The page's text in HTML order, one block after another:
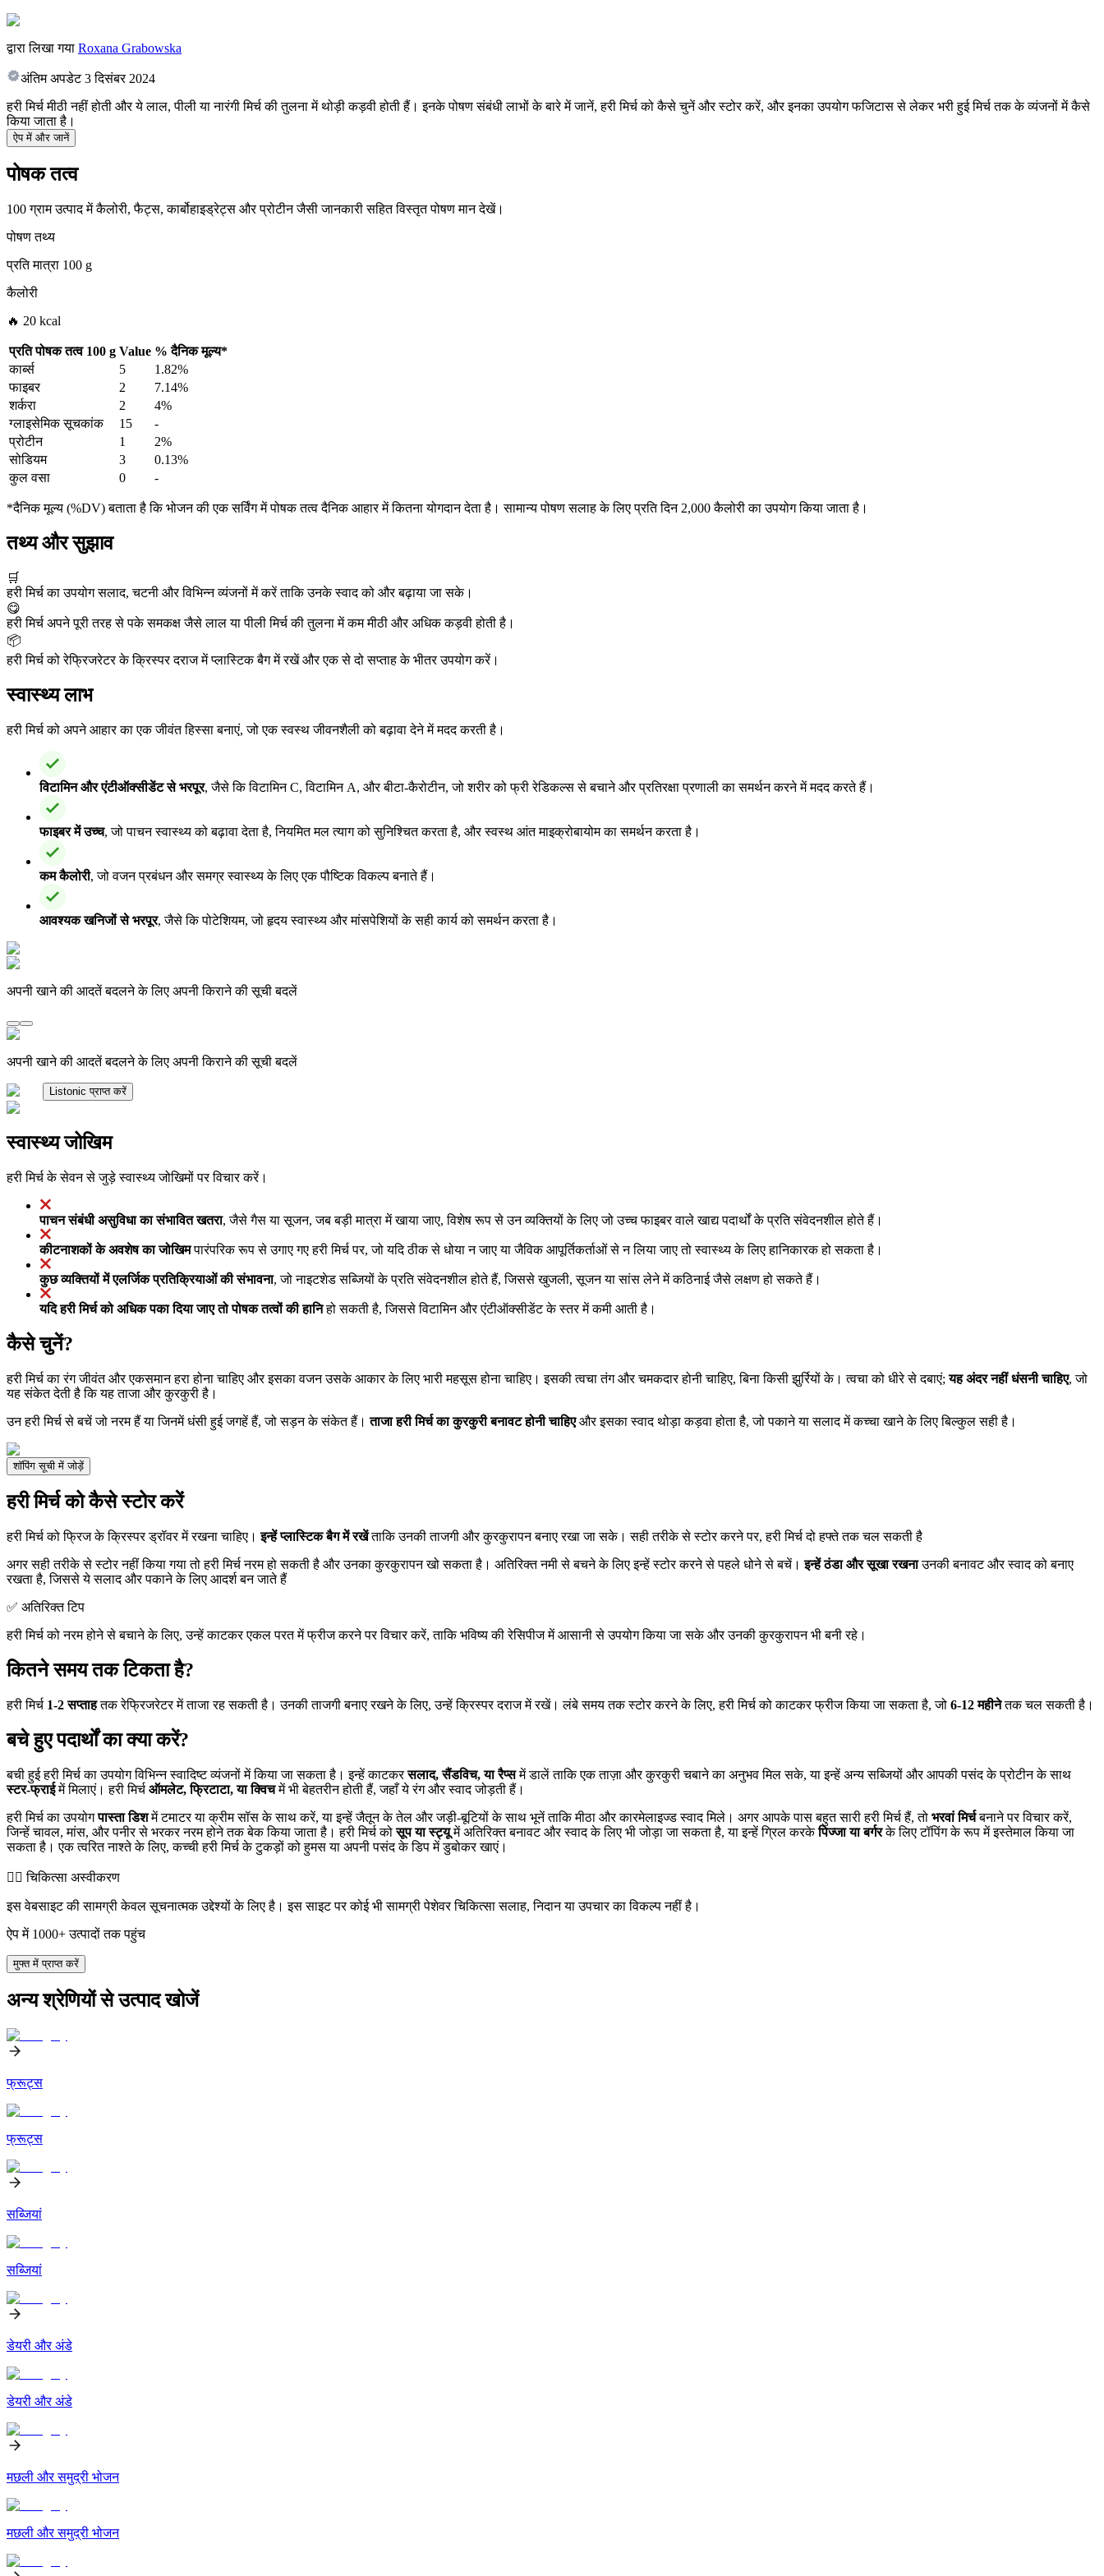
द्वारा लिखा गया Roxana Grabowska
अंतिम अपडेट 3 दिसंबर 2024
हरी मिर्च मीठी नहीं होती और ये लाल, पीली या नारंगी मिर्च की तुलना में थोड़ी कड़वी होती हैं। इनके पोषण संबंधी लाभों के बारे में जानें, हरी मिर्च को कैसे चुनें और स्टोर करें, और इनका उपयोग फजिटास से लेकर भरी हुई मिर्च तक के व्यंजनों में कैसे
किया जाता है।
ऐप में और जानें
पोषक तत्व
100 ग्राम उत्पाद में कैलोरी, फैट्स, कार्बोहाइड्रेट्स और प्रोटीन जैसी जानकारी सहित विस्तृत पोषण मान देखें।
पोषण तथ्य
प्रति मात्रा 100 g
कैलोरी
🔥 20 kcal
प्रति पोषक तत्व 100 g Value %दैनिक मूल्य*
कार्ब्स
5
1.82%
फाइबर
2
7.14%
शर्करा
2
4%
ग्लाइसेमिक सूचकांक
15
-
प्रोटीन
1
2%
सोडियम
3
0.13%
कुल वसा
0 -
*दैनिक मूल्य (%DV) बताता है कि भोजन की एक सर्विंग में पोषक तत्व दैनिक आहार में कितना योगदान देता है। सामान्य पोषण सलाह के लिए प्रति दिन 2,000 कैलोरी का उपयोग किया जाता है।
तथ्य और सुझाव
🛒
हरी मिर्च का उपयोग सलाद, चटनी और विभिन्न व्यंजनों में करें ताकि उनके स्वाद को और बढ़ाया जा सके।
😋
हरी मिर्च अपने पूरी तरह से पके समकक्ष जैसे लाल या पीली मिर्च की तुलना में कम मीठी और अधिक कड़वी होती है।
📦
हरी मिर्च को रेफ्रिजरेटर के क्रिस्पर दराज में प्लास्टिक बैग में रखें और एक से दो सप्ताह के भीतर उपयोग करें।
स्वास्थ्य लाभ
हरी मिर्च को अपने आहार का एक जीवंत हिस्सा बनाएं, जो एक स्वस्थ जीवनशैली को बढ़ावा देने में मदद करती है।
विटामिन और एंटीऑक्सीडेंट से भरपूर, जैसे कि विटामिन C, विटामिन A, और बीटा-कैरोटीन, जो शरीर को फ्री रेडिकल्स से बचाने और प्रतिरक्षा प्रणाली का समर्थन करने में मदद करते हैं।
फाइबर में उच्च, जो पाचन स्वास्थ्य को बढ़ावा देता है, नियमित मल त्याग को सुनिश्चित करता है, और स्वस्थ आंत माइक्रोबायोम का समर्थन करता है।
कम कैलोरी, जो वजन प्रबंधन और समग्र स्वास्थ्य के लिए एक पौष्टिक विकल्प बनाते हैं।
आवश्यक खनिजों से भरपूर, जैसे कि पोटेशियम, जो हृदय स्वास्थ्य और मांसपेशियों के सही कार्य को समर्थन करता है।
अपनी खाने की आदतें बदलने के लिए अपनी किराने की सूची बदलें
अपनी खाने की आदतें बदलने के लिए अपनी किराने की सूची बदलें
Listonic प्राप्त करें
स्वास्थ्य जोखिम
हरी मिर्च के सेवन से जुड़े स्वास्थ्य जोखिमों पर विचार करें।
पाचन संबंधी असुविधा का संभावित खतरा, जैसे गैस या सूजन, जब बड़ी मात्रा में खाया जाए, विशेष रूप से उन व्यक्तियों के लिए जो उच्च फाइबर वाले खाद्य पदार्थों के प्रति संवेदनशील होते हैं।
कीटनाशकों के अवशेष का जोखिमपारंपरिक रूप से उगाए गए हरी मिर्च पर, जो यदि ठीक से धोया न जाए या जैविक आपूर्तिकर्ताओं से न लिया जाए तो स्वास्थ्य के लिए हानिकारक हो सकता है।
कुछ व्यक्तियों में एलर्जिक प्रतिक्रियाओं की संभावना, जो नाइटशेड सब्जियों के प्रति संवेदनशील होते हैं, जिससे खुजली, सूजन या सांस लेने में कठिनाई जैसे लक्षण हो सकते हैं।
यदि हरी मिर्च को अधिक पका दिया जाए तो पोषक तत्वों की हानिहो सकती है, जिससे विटामिन और एंटीऑक्सीडेंट के स्तर में कमी आती है।
कैसे चुनें?
हरी मिर्च का रंग जीवंत और एकसमान हरा होना चाहिए और इसका वजन उसके आकार के लिए भारी महसूस होना चाहिए। इसकी त्वचा तंग और चमकदार होनी चाहिए, बिना किसी झुर्रियों के। त्वचा को धीरे से दबाएं;यह अंदर नहीं धंसनी चाहिए, जो
यह संकेत देती है कि यह ताजा और कुरकुरी है।
उन हरी मिर्च से बचें जो नरम हैं या जिनमें धंसी हुई जगहें हैं, जो सड़न के संकेत हैं।ताजा हरी मिर्च का कुरकुरी बनावट होनी चाहिएऔर इसका स्वाद थोड़ा कड़वा होता है, जो पकाने या सलाद में कच्चा खाने के लिए बिल्कुल सही है।
शॉपिंग सूची में जोड़ें
हरी मिर्च को कैसे स्टोर करें
हरी मिर्च को फ्रिज के क्रिस्पर ड्रॉवर में रखना चाहिए।इन्हें प्लास्टिक बैग में रखेंताकि उनकी ताजगी और कुरकुरापन बनाए रखा जा सके। सही तरीके से स्टोर करने पर, हरी मिर्च दो हफ्ते तक चल सकती है
अगर सही तरीके से स्टोर नहीं किया गया तो हरी मिर्च नरम हो सकती है और उनका कुरकुरापन खो सकता है। अतिरिक्त नमी से बचने के लिए इन्हें स्टोर करने से पहले धोने से बचें।इन्हें ठंडा और सूखा रखनाउनकी बनावट और स्वाद को बनाए
रखता है, जिससे ये सलाद और पकाने के लिए आदर्श बन जाते हैं
✅ अतिरिक्त टिप
हरी मिर्च को नरम होने से बचाने के लिए, उन्हें काटकर एकल परत में फ्रीज करने पर विचार करें, ताकि भविष्य की रेसिपीज में आसानी से उपयोग किया जा सके और उनकी कुरकुरापन भी बनी रहे।
कितने समय तक टिकता है?
हरी मिर्च 1-2 सप्ताहतक रेफ्रिजरेटर में ताजा रह सकती है। उनकी ताजगी बनाए रखने के लिए, उन्हें क्रिस्पर दराज में रखें। लंबे समय तक स्टोर करने के लिए, हरी मिर्च को काटकर फ्रीज किया जा सकता है, जो 6-12 महीनेतक चल सकती है।
बचे हुए पदार्थों का क्या करें?
बची हुई हरी मिर्च का उपयोग विभिन्न स्वादिष्ट व्यंजनों में किया जा सकता है। इन्हें काटकरसलाद, सैंडविच, या रैप्समें डालें ताकि एक ताज़ा और कुरकुरी चबाने का अनुभव मिल सके, या इन्हें अन्य सब्जियों और आपकी पसंद के प्रोटीन के साथ
स्टर-फ्राईमें मिलाएं। हरी मिर्च ऑमलेट, फ्रिटाटा, या क्विचमें भी बेहतरीन होती हैं, जहाँ ये रंग और स्वाद जोड़ती हैं।
हरी मिर्च का उपयोगपास्ता डिशमें टमाटर या क्रीम सॉस के साथ करें, या इन्हें जैतून के तेल और जड़ी-बूटियों के साथ भूनें ताकि मीठा और कारमेलाइज्ड स्वाद मिले। अगर आपके पास बहुत सारी हरी मिर्च हैं, तो भरवां मिर्चबनाने पर विचार करें,
जिन्हें चावल, मांस, और पनीर से भरकर नरम होने तक बेक किया जाता है। हरी मिर्च कोसूप या स्ट्यूमें अतिरिक्त बनावट और स्वाद के लिए भी जोड़ा जा सकता है, या इन्हें ग्रिल करकेपिज्जा या बर्गरके लिए टॉपिंग के रूप में इस्तेमाल किया जा
सकता है। एक त्वरित नाश्ते के लिए, कच्ची हरी मिर्च के टुकड़ों को हुमस या अपनी पसंद के डिप में डुबोकर खाएं।
👨‍⚕️️ चिकित्सा अस्वीकरण
इस वेबसाइट की सामग्री केवल सूचनात्मक उद्देश्यों के लिए है। इस साइट पर कोई भी सामग्री पेशेवर चिकित्सा सलाह, निदान या उपचार का विकल्प नहीं है।
ऐप में 1000+ उत्पादों तक पहुंच
मुफ्त में प्राप्त करें
अन्य श्रेणियों से उत्पाद खोजें
फ्रूट्स
फ्रूट्स
सब्जियां
सब्जियां
डेयरी और अंडे
डेयरी और अंडे
मछली और समुद्री भोजन
मछली और समुद्री भोजन